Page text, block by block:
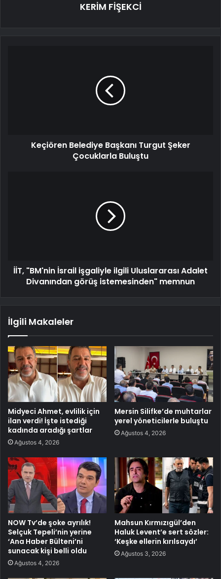
KERİM FİŞEKCİ
Keçiören Belediye Başkanı Turgut Şeker
Çocuklarla Buluştu
İİT, "BM'nin İsrail işgaliyle ilgili Uluslararası Adalet
Divanından görüş istemesinden" memnun
İlgili Makaleler
Midyeci Ahmet, evlilik için
ilan verdi! İşte istediği
kadında aradığı şartlar
Ağustos 4, 2026
Mersin Silifke’de muhtarlar
yerel yöneticilerle buluştu
Ağustos 4, 2026
NOW Tv’de şoke ayrılık!
Selçuk Tepeli’nin yerine
‘Ana Haber Bülteni’ni
sunacak kişi belli oldu
Ağustos 4, 2026
Mahsun Kırmızıgül’den
Haluk Levent’e sert sözler:
‘Keşke ellerin kırılsaydı’
Ağustos 3, 2026